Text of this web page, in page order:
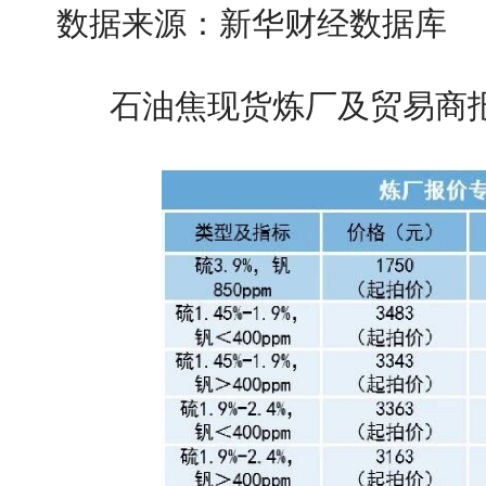
数据来源：新华财经数据库
石油焦现货炼厂及贸易商